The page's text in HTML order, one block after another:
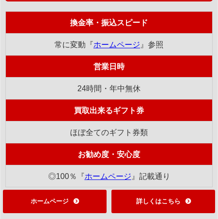
換金率・振込スピード
常に変動『ホームページ 』参照
営業日時
24時間・年中無休
買取出来るギフト券
ほぼ全てのギフト券類
お勧め度・安心度
◎100％『ホームページ 』記載通り
ホームページ 詳しくはこちら